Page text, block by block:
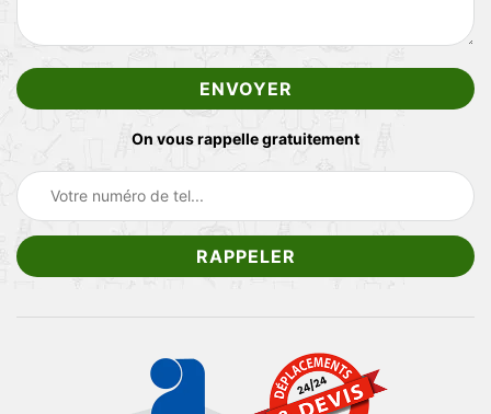
On vous rappelle gratuitement